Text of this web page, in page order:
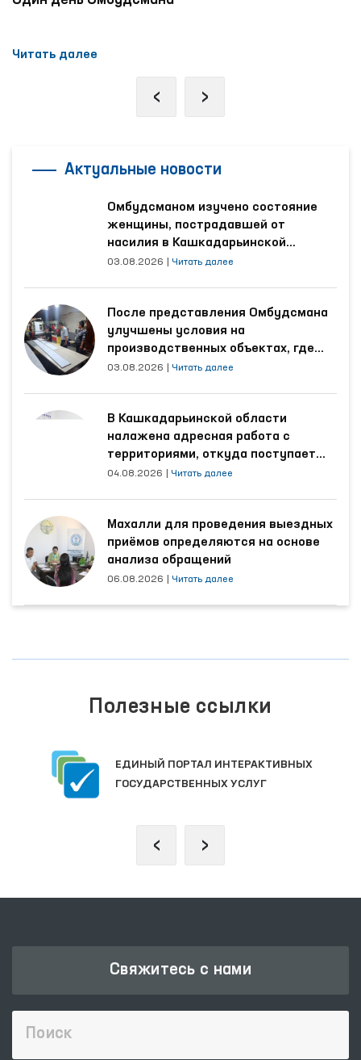
Читать далее
‹ ›
Актуальные новости
Омбудсманом изучено состояние
женщины, пострадавшей от
насилия в Кашкадарьинской
области
03.08.2026 Читать далее
После представления Омбудсмана
улучшены условия на
производственных объектах, где
трудятся осуждённые
03.08.2026 Читать далее
В Кашкадарьинской области
налажена адресная работа с
территориями, откуда поступает
наибольшее количество обращений
04.08.2026 Читать далее
Махалли для проведения выездных
приёмов определяются на основе
анализа обращений
06.08.2026 Читать далее
Полезные ссылки
ЕДИНЫЙ ПОРТАЛ ИНТЕРАКТИВНЫХ
ГОСУДАРСТВЕННЫХ УСЛУГ
‹ ›
Свяжитесь с нами